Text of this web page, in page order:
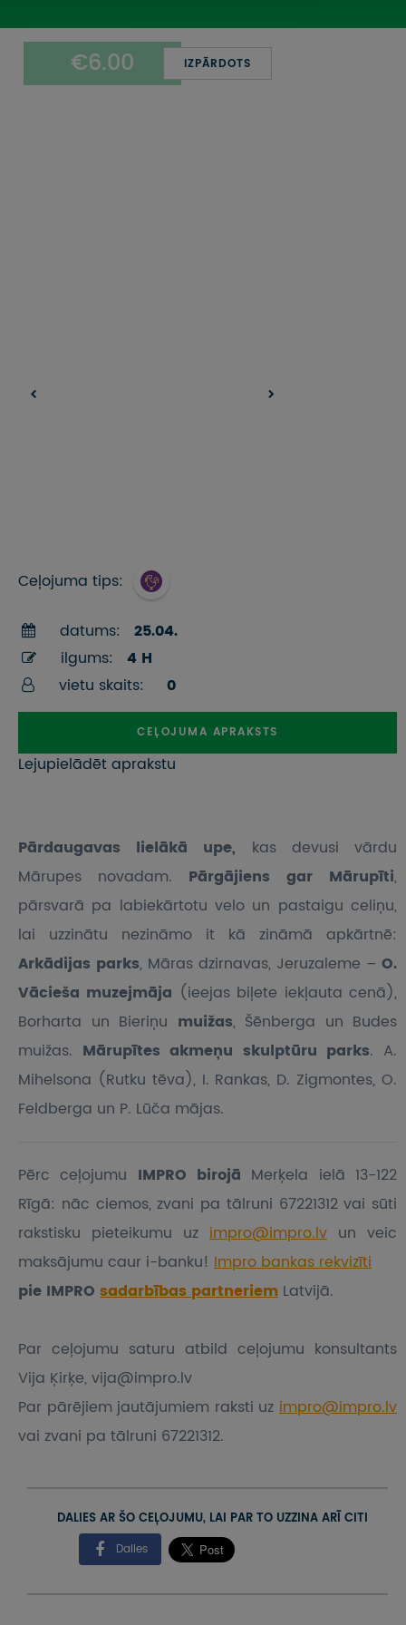
IMPRO KONKURSI
€6.00 IZPĀRDOTS
Ceļojuma tips:
datums:
25.04.
ilgums:
4 H
vietu skaits:
0
CEĻOJUMA APRAKSTS
Lejupielādēt aprakstu
Pārdaugavas lielākā upe, kas devusi vārdu
Mārupes novadam. Pārgājiens gar Mārupīti,
pārsvarā pa labiekārtotu velo un pastaigu celiņu,
lai uzzinātu nezināmo it kā zināmā apkārtnē:
Arkādijas parks, Māras dzirnavas, Jeruzaleme – O.
Vācieša muzejmāja (ieejas biļete iekļauta cenā),
Borharta un Bieriņu muižas, Šēnberga un Budes
muižas. Mārupītes akmeņu skulptūru parks. A.
Mihelsona (Rutku tēva), I. Rankas, D. Zigmontes, O.
Feldberga un P. Lūča mājas.
Pērc ceļojumu IMPRO birojā Merķela ielā 13-122
Rīgā: nāc ciemos, zvani pa tālruni 67221312 vai sūti
rakstisku pieteikumu uz impro@impro.lv un veic
maksājumu caur i-banku! Impro bankas rekvizīti
pie IMPRO sadarbības partneriem Latvijā.
Par ceļojumu saturu atbild ceļojumu konsultants
Vija Ķirķe, vija@impro.lv
Par pārējiem jautājumiem raksti uz impro@impro.lv
vai zvani pa tālruni 67221312.
DALIES AR ŠO CEĻOJUMU, LAI PAR TO UZZINA ARĪ CITI
Dalies